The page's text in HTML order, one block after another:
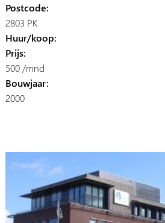
Postcode:
2803 PK
Huur/koop:
Prijs:
500 /mnd
Bouwjaar:
2000